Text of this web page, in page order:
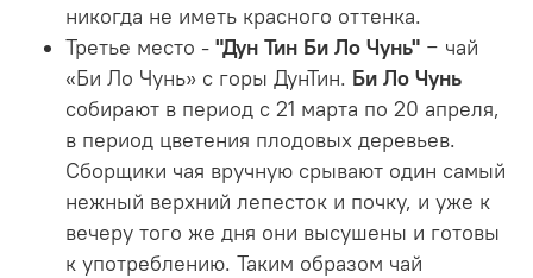
никогда не иметь красного оттенка.
Третье место - "Дун Тин Би Ло Чунь" − чай
«Би Ло Чунь» с горы ДунТин. Би Ло Чунь
собирают в период с 21 марта по 20 апреля,
в период цветения плодовых деревьев.
Сборщики чая вручную срывают один самый
нежный верхний лепесток и почку, и уже к
вечеру того же дня они высушены и готовы
к употреблению. Таким образом чай